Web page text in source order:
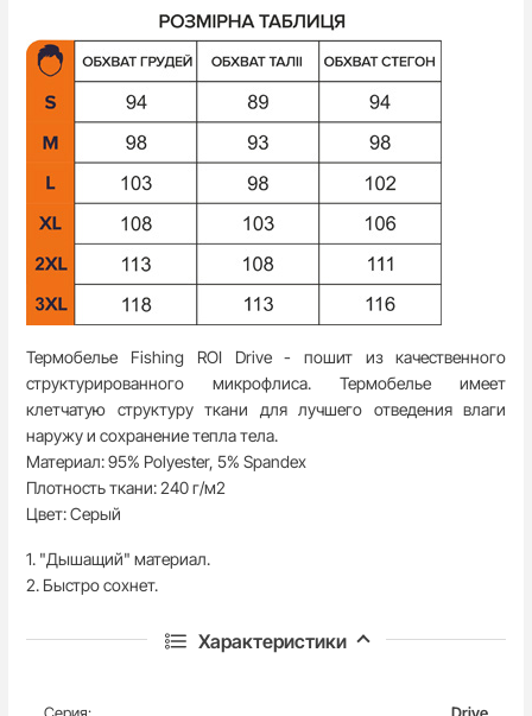
Термобелье Fishing ROI Drive - пошит из качественного
структурированного микрофлиса. Термобелье имеет
клетчатую структуру ткани для лучшего отведения влаги
наружу и сохранение тепла тела.
Материал: 95% Polyester, 5% Spandex
Плотность ткани: 240 г/м2
Цвет: Серый
1. "Дышащий" материал.
2. Быстро сохнет.
хранить свежесть и предотвращает появление неприятных
Характеристики